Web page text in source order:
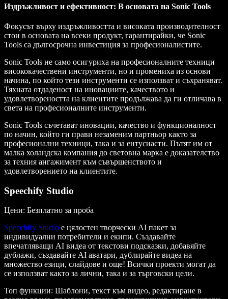
Издръжливост и ефективност: В основата на Sonic Tools
Фокусът върху издръжливостта и високата производителност
стои в основата на всеки продукт, гарантирайки, че Sonic
Tools са дългосрочна инвестиция за професионалистите.
Sonic Tools не само осигуриха на професионалните техници
висококачествени инструменти, но и промениха из основи
начина, по който тези инструменти се използват и съхраняват.
Тяхната отдаденост на иновациите, качеството и
удовлетвореността на клиентите продължава да ги отличава в
света на професионалните инструменти.
Sonic Tools съчетават иновации, качество и функционалност
по начин, който ги прави незаменим партньор както за
професионални техници, така и за ентусиасти. Пътят им от
малка холандска компания до световна марка е доказателство
за техния ангажимент към съвършенството и
удовлетворението на клиентите.
Speechify Studio
Цени: Безплатно за проба
Speechify Studio е цялостен творчески AI пакет за
индивидуални потребители и екипи. Създавайте
впечатляващи AI видеа от текстови подсказки, добавяйте
дублажи, създавайте AI аватари, дублирайте видеа на
множество езици, слайдове и още! Всички проекти могат да
се използват както за лични, така и за търговски цели.
Топ функции: Шаблони, текст към видео, редактиране в